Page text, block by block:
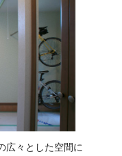
広々とした空間に